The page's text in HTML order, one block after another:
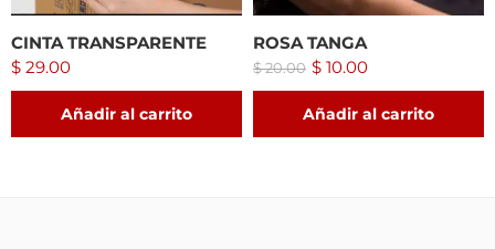
CINTA TRANSPARENTE
$ 29.00
Añadir al carrito
ROSA TANGA
$20.00 $ 10.00
Añadir al carrito